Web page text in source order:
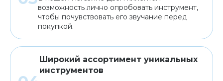
возможность лично опробовать инструмент,
чтобы почувствовать его звучание перед
покупкой.
Широкий ассортимент уникальных
инструментов